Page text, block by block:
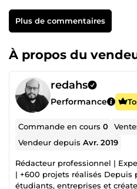
Plus de commentaires
À propos du
redahs
Performance
Commande en cours0
Vendeur depuisAvr. 2019
Rédacteur professionnel |
| +600 projets réalisés Depuis
étudiants, entreprises et